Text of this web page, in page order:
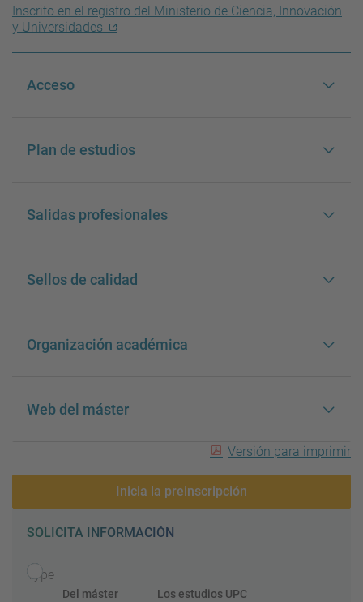
Inscrito en el registro del Ministerio de Ciencia, Innovación
y Universidades
Acceso
Plan de estudios
Salidas profesionales
Sellos de calidad
Organización académica
Web del máster
Versión para imprimir
Inicia la preinscripción
SOLICITA INFORMACIÓN
Type
Del máster Los estudios UPC